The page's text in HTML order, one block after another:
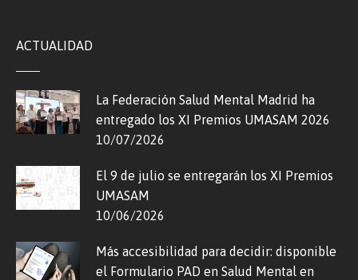
ACTUALIDAD
La Federación Salud Mental Madrid ha
entregado los XI Premios UMASAM 2026
10/07/2026
El 9 de julio se entregarán los XI Premios
UMASAM
10/06/2026
Más accesibilidad para decidir: disponible
el Formulario PAD en Salud Mental en